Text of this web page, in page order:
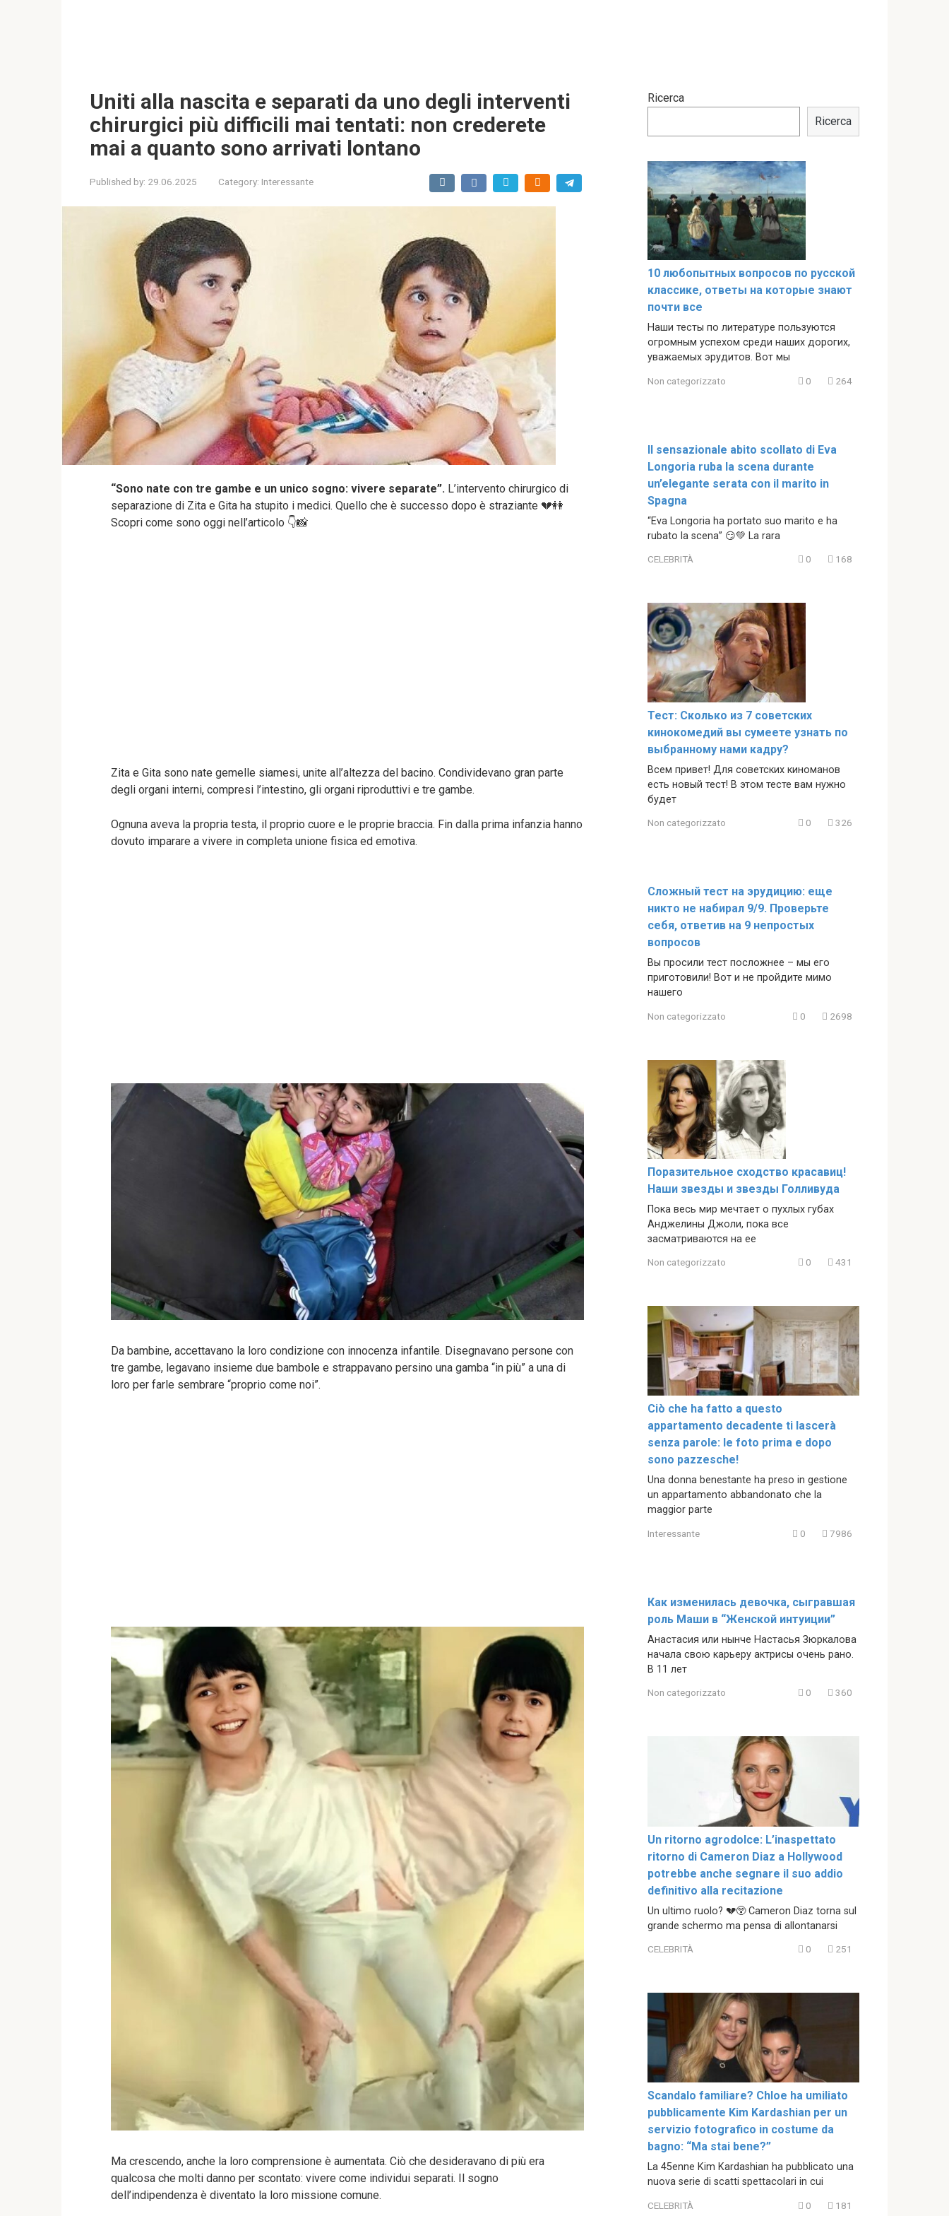
Uniti alla nascita e separati da uno degli interventi
chirurgici più difficili mai tentati: non crederete
mai a quanto sono arrivati lontano
Published by: 29.06.2025 Category: Interessante
“Sono nate con tre gambe e un unico sogno: vivere separate”. L’intervento chirurgico di
separazione di Zita e Gita ha stupito i medici. Quello che è successo dopo è straziante 💔👭
Scopri come sono oggi nell’articolo 👇📸
Zita e Gita sono nate gemelle siamesi, unite all’altezza del bacino. Condividevano gran parte
degli organi interni, compresi l’intestino, gli organi riproduttivi e tre gambe.
Ognuna aveva la propria testa, il proprio cuore e le proprie braccia. Fin dalla prima infanzia hanno
dovuto imparare a vivere in completa unione fisica ed emotiva.
Da bambine, accettavano la loro condizione con innocenza infantile. Disegnavano persone con
tre gambe, legavano insieme due bambole e strappavano persino una gamba “in più” a una di
loro per farle sembrare “proprio come noi”.
Ma crescendo, anche la loro comprensione è aumentata. Ciò che desideravano di più era
qualcosa che molti danno per scontato: vivere come individui separati. Il sogno
dell’indipendenza è diventato la loro missione comune.
Ricerca
Ricerca
10 любопытных вопросов по русской
классике, ответы на которые знают
почти все
Наши тесты по литературе пользуются
огромным успехом среди наших дорогих,
уважаемых эрудитов. Вот мы
Non categorizzato 0 264
Il sensazionale abito scollato di Eva
Longoria ruba la scena durante
un’elegante serata con il marito in
Spagna
“Eva Longoria ha portato suo marito e ha
rubato la scena” 😏💚 La rara
CELEBRITÀ 0 168
Тест: Сколько из 7 советских
кинокомедий вы сумеете узнать по
выбранному нами кадру?
Всем привет! Для советских киноманов
есть новый тест! В этом тесте вам нужно
будет
Non categorizzato 0 326
Сложный тест на эрудицию: еще
никто не набирал 9/9. Проверьте
себя, ответив на 9 непростых
вопросов
Вы просили тест посложнее – мы его
приготовили! Вот и не пройдите мимо
нашего
Non categorizzato 0 2698
Поразительное сходство красавиц!
Наши звезды и звезды Голливуда
Пока весь мир мечтает о пухлых губах
Анджелины Джоли, пока все
засматриваются на ее
Non categorizzato 0 431
Ciò che ha fatto a questo
appartamento decadente ti lascerà
senza parole: le foto prima e dopo
sono pazzesche!
Una donna benestante ha preso in gestione
un appartamento abbandonato che la
maggior parte
Interessante 0 7986
Как изменилась девочка, сыгравшая
роль Маши в “Женской интуиции”
Анастасия или нынче Настасья Зюркалова
начала свою карьеру актрисы очень рано.
В 11 лет
Non categorizzato 0 360
Un ritorno agrodolce: L’inaspettato
ritorno di Cameron Diaz a Hollywood
potrebbe anche segnare il suo addio
definitivo alla recitazione
Un ultimo ruolo? 💔😲 Cameron Diaz torna sul
grande schermo ma pensa di allontanarsi
CELEBRITÀ 0 251
Scandalo familiare? Chloe ha umiliato
pubblicamente Kim Kardashian per un
servizio fotografico in costume da
bagno: “Ma stai bene?”
La 45enne Kim Kardashian ha pubblicato una
nuova serie di scatti spettacolari in cui
CELEBRITÀ 0 181